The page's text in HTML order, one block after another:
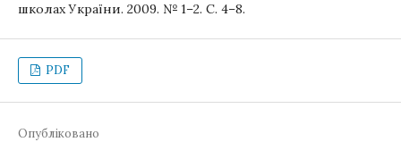
школах України. 2009. № 1–2. С. 4–8.
PDF
Опубліковано